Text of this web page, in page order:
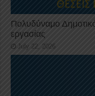
Πολυδύναμο
εργασίας
July 22, 2026